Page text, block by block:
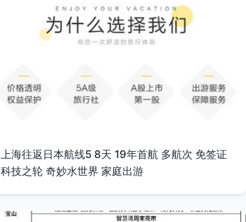
上海往返日本航线5 8天 19年首航 多航次 免签证
科技之轮 奇妙水世界 家庭出游